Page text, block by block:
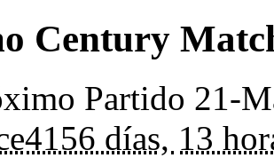
Century
Partido 21-
4156 días, 13